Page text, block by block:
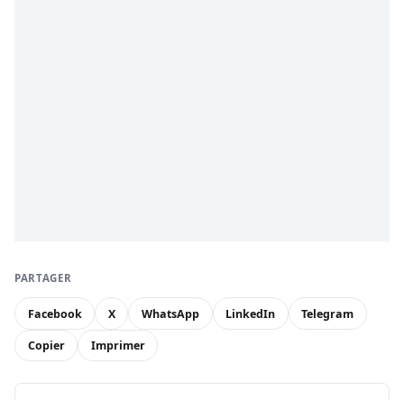
PARTAGER
Facebook X WhatsApp LinkedIn Telegram
Copier Imprimer